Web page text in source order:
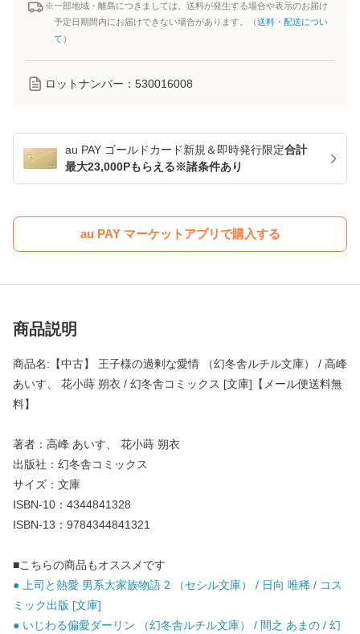
※一部地域・離島につきましては、送料が発生する場合や表示のお届け
予定日期間内にお届けできない場合があります。（送料・配送につい
て ）
ロットナンバー： 530016008
au PAY ゴールドカード新規＆即時発行限定合計
最大23,000Pもらえる※諸条件あり
au PAY マーケットアプリで購入する
商品説明
商品名:【中古】 王子様の過剰な愛情 （幻冬舎ルチル文庫） / 高峰
あいす、 花小蒔 朔衣 / 幻冬舎コミックス [文庫]【メール便送料無
料】
著者：高峰 あいす、 花小蒔 朔衣
出版社：幻冬舎コミックス
サイズ：文庫
ISBN-10：4344841328
ISBN-13：9784344841321
■こちらの商品もオススメです
● 上司と熱愛 男系大家族物語 2 （セシル文庫） / 日向 唯稀 / コス
ミック出版 [文庫]
● いじわる偏愛ダーリン （幻冬舎ルチル文庫） / 間之 あまの / 幻